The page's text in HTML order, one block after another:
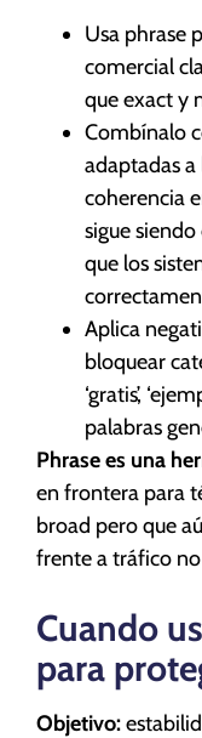
Usa phrase
comercial
que exact y
Combínalo
adaptadas
coherencia
sigue
que los
Aplica
bloquear
‘gratis’,
palabras
Phrase es una
en frontera para
broad pero que
frente a tráfico
Cuando
para
Objetivo: